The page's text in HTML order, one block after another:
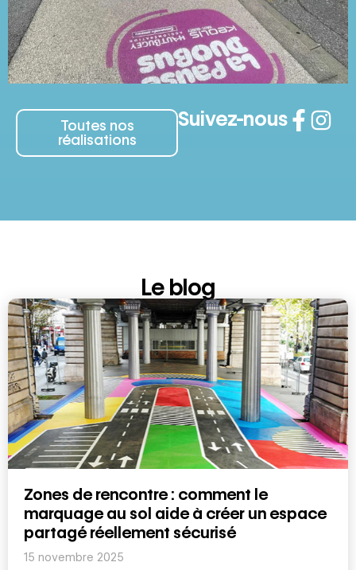
Toutes nos
réalisations
Suivez-nous
Le blog
Zones de rencontre : comment le
marquage au sol aide à créer un espace
partagé réellement sécurisé
15 novembre 2025